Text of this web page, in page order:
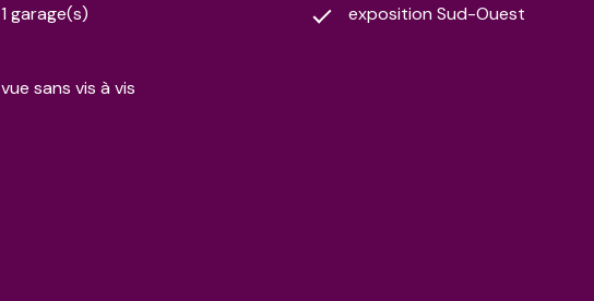
1 garage(s) exposition Sud-Ouest
vue sans vis à vis